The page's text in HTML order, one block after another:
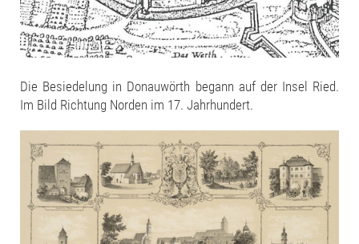
Die Besiedelung in Donauwörth begann auf der Insel Ried.
Im Bild Richtung Norden im 17. Jahrhundert.